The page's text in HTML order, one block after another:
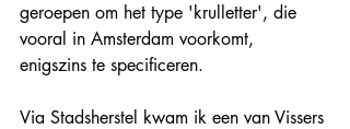
geroepen om het type 'krulletter', die
vooral in Amsterdam voorkomt,
enigszins te specificeren.
Via Stadsherstel kwam ik een van Vissers